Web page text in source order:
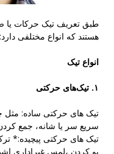
طبق تعریف تیک‌ حرکات یا
هستند که انواع مختلفی دارد:
انواع تیک
تیک های حرکتی ساده: مثل
سریع سر یا شانه، جمع کردن
تیک های حرکتی پیچیده:*
بو کردن ،لمس غیراداری اشیا